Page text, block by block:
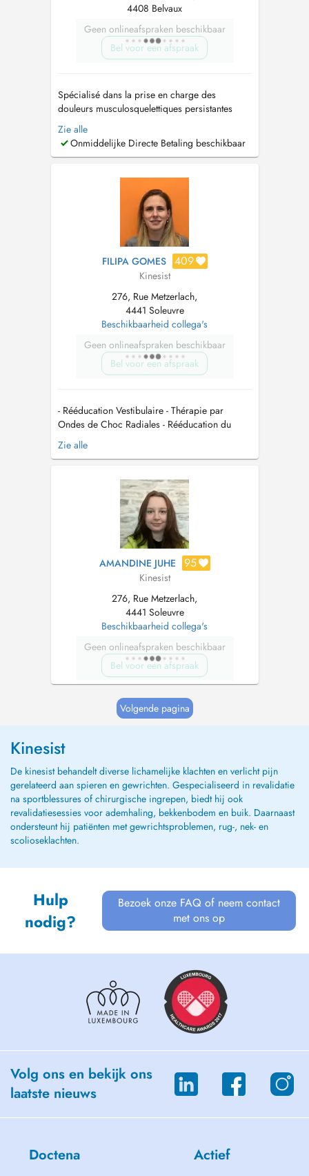
4408 Belvaux
Geen onlineafspraken beschikbaar
Bel voor een afspraak
Spécialisé dans la prise en charge des
douleurs musculosquelettiques persistantes
(lombalgie, sciatique, cervicalgie, douleurs
d'épaule et tendinopathies), je propose une
approche structurée visant à réduire la douleur
également les patients dont la récupé...
Zie alle
Onmiddelijke Directe Betaling beschikbaar
FILIPA GOMES 409
Kinesist
276, Rue Metzerlach,
4441 Soleuvre
Beschikbaarheid collega's
Geen onlineafspraken beschikbaar
Bel voor een afspraak
- Rééducation Vestibulaire - Thérapie par
Ondes de Choc Radiales - Rééducation du
Plancher Pelvien (Biofeedback) - Kinésithérapie
à Domicilie (commune de Dippach) - Drainage
- Rééducation Post-Opératoire - Kinésithérapie
Respiratoire - Traumatol...
Zie alle
AMANDINE JUHE 95
Kinesist
276, Rue Metzerlach,
4441 Soleuvre
Beschikbaarheid collega's
Geen onlineafspraken beschikbaar
Bel voor een afspraak
Volgende pagina
Kinesist
De kinesist behandelt diverse lichamelijke klachten en verlicht pijn
gerelateerd aan spieren en gewrichten. Gespecialiseerd in revalidatie
na sportblessures of chirurgische ingrepen, biedt hij ook
revalidatiesessies voor ademhaling, bekkenbodem en buik. Daarnaast
ondersteunt hij patiënten met gewrichtsproblemen, rug-, nek- en
scolioseklachten.
Hulp
nodig?
Bezoek onze FAQ of neem contact
met ons op
Volg ons en bekijk ons
laatste nieuws
Doctena Actief